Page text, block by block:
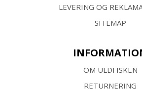
LEVERING OG
SITEMAP
OM ULDFISKEN
RETURNERING